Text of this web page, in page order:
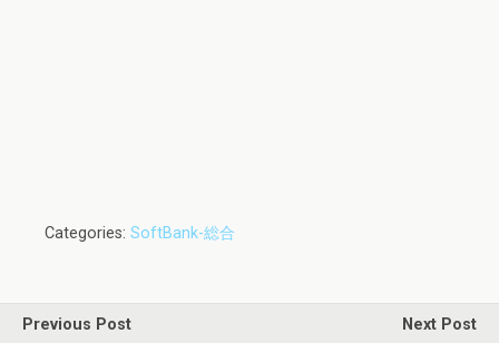
Categories: SoftBank-総合
Previous Post
Next Post